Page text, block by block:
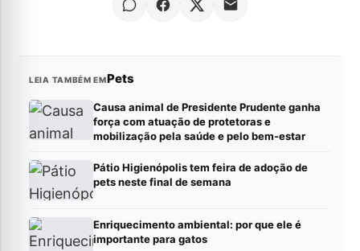
LEIA TAMBÉM EMPets
Causa animal de Presidente Prudente ganha
força com atuação de protetoras e
mobilização pela saúde e pelo bem-estar
Pátio Higienópolis tem feira de adoção de
pets neste final de semana
Enriquecimento ambiental: por que ele é
importante para gatos